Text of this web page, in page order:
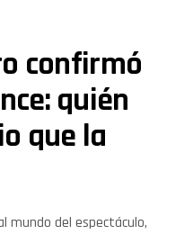
confirmó
quién
que la
mundo del espectáculo,